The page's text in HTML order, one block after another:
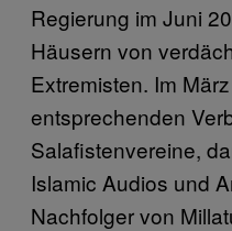
Regierung im Juni
Häusern von
Extremisten. Im
entsprechenden
Salafistenvereine,
Islamic Audios und
Nachfolger von